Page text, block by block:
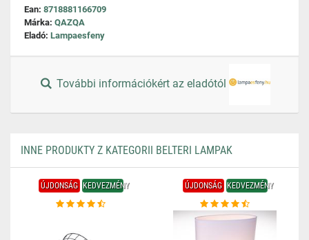
Ean: 8718881166709
Márka: QAZQA
Eladó: Lampaesfeny
További információkért az eladótól
INNE PRODUKTY Z KATEGORII BELTERI LAMPAK
ÚJDONSÁG KEDVEZMÉNY ÚJDONSÁG KEDVEZMÉNY